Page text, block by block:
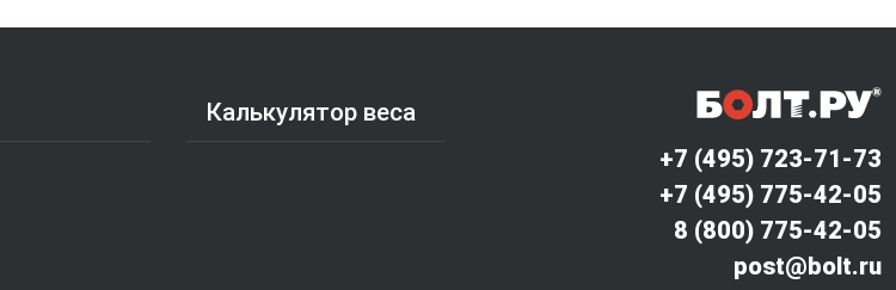
Калькулятор веса
+7 (495) 723-71-73
+7 (495) 775-42-05
8 (800) 775-42-05
post@bolt.ru